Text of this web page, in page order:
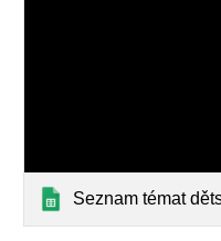
Seznam témat dětských tvůrčích